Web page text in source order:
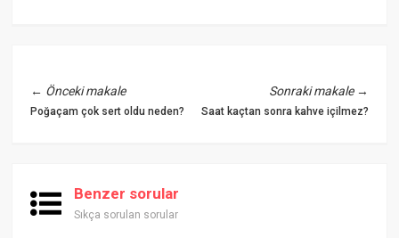
← Önceki makale
Poğaçam çok sert oldu neden?
Sonraki makale→
Saat kaçtan sonra kahve içilmez?
Benzer sorular
Sıkça sorulan sorular